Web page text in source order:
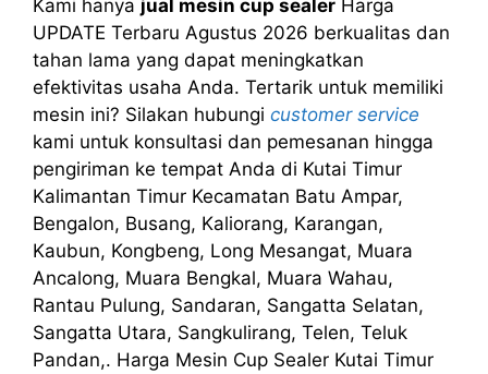
Kami hanya jual mesin cup sealer Harga
UPDATE Terbaru Agustus 2026 berkualitas dan
tahan lama yang dapat meningkatkan
efektivitas usaha Anda. Tertarik untuk memiliki
mesin ini? Silakan hubungi customer service
kami untuk konsultasi dan pemesanan hingga
pengiriman ke tempat Anda di Kutai Timur
Kalimantan Timur Kecamatan Batu Ampar,
Bengalon, Busang, Kaliorang, Karangan,
Kaubun, Kongbeng, Long Mesangat, Muara
Ancalong, Muara Bengkal, Muara Wahau,
Rantau Pulung, Sandaran, Sangatta Selatan,
Sangatta Utara, Sangkulirang, Telen, Teluk
Pandan,. Harga Mesin Cup Sealer Kutai Timur